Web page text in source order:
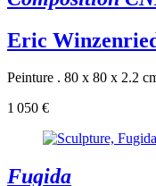
Eric
Peinture . 80 x 80 x 2.2
1 050 €
Fugida